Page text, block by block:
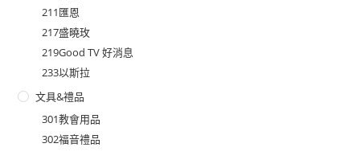
211匯恩
217盛曉玫
219Good TV 好消息
233以斯拉
文具&禮品
301教會用品
302福音禮品